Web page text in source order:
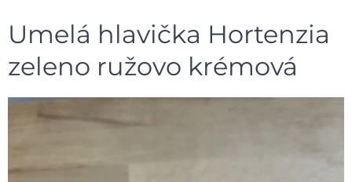
Umelá hlavička Hortenzia
zeleno ružovo krémová